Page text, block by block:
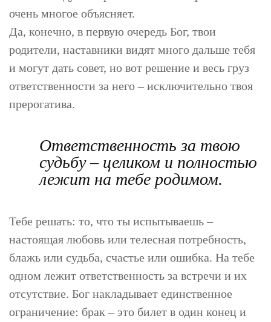
очень многое объясняет.
Да, конечно, в первую очередь Бог, твои
родители, наставники видят много дальше тебя
и могут дать совет, но вот решение и весь груз
ответственности за него – исключительно твоя
прерогатива.
Ответственность за твою
судьбу – целиком и полностью
лежит на тебе родимом.
Тебе решать: то, что ты испытываешь –
настоящая любовь или телесная потребность,
блажь или судьба, счастье или ошибка. На тебе
одном лежит ответственность за встречи и их
отсутствие. Бог накладывает единственное
ограничение: брак – это билет в один конец и